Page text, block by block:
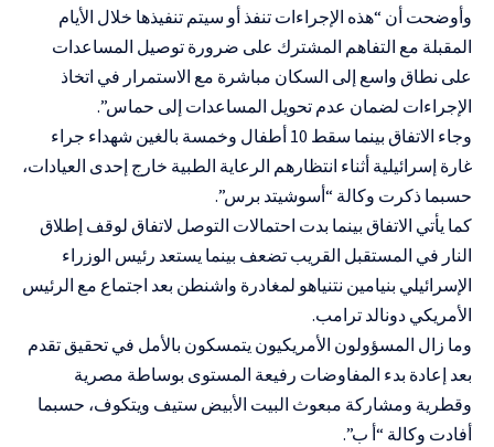
وأوضحت أن “هذه الإجراءات تنفذ أو سيتم تنفيذها خلال الأيام
المقبلة مع التفاهم المشترك على ضرورة توصيل المساعدات
على نطاق واسع إلى السكان مباشرة مع الاستمرار في اتخاذ
الإجراءات لضمان عدم تحويل المساعدات إلى حماس”.
وجاء الاتفاق بينما سقط 10 أطفال وخمسة بالغين شهداء جراء
غارة إسرائيلية أثناء انتظارهم الرعاية الطبية خارج إحدى العيادات،
حسبما ذكرت وكالة “أسوشيتد برس”.
كما يأتي الاتفاق بينما بدت احتمالات التوصل لاتفاق لوقف إطلاق
النار في المستقبل القريب تضعف بينما يستعد رئيس الوزراء
الإسرائيلي بنيامين نتنياهو لمغادرة واشنطن بعد اجتماع مع الرئيس
الأمريكي دونالد ترامب.
وما زال المسؤولون الأمريكيون يتمسكون بالأمل في تحقيق تقدم
بعد إعادة بدء المفاوضات رفيعة المستوى بوساطة مصرية
وقطرية ومشاركة مبعوث البيت الأبيض ستيف ويتكوف، حسبما
أفادت وكالة “أ ب”.